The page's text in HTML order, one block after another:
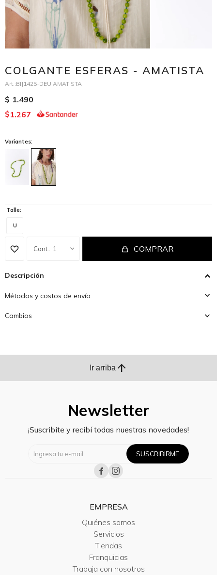
COLGANTE ESFERAS - AMATISTA
BIJ1425-DEU AMATISTA
$ 1.490
$1.267
Variantes:
Talle:
U
1 COMPRAR
Descripción
Métodos y costos de envío
Cambios
Ir arriba arrow_upward
Newsletter
¡Suscribite y recibí todas nuestras novedades!
SUSCRIBIRME
 
EMPRESA
Quiénes somos
Servicios
Tiendas
Franquicias
Trabaja con nosotros